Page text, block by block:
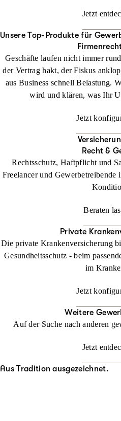
Jetzt
Unsere Top-Produkte für
Geschäfte laufen nicht immer
der Vertrag hakt, der Fiskus
aus Business schnell Belastung.
wird und klären, was Ihr
Jetzt
Recht &
Rechtsschutz, Haftpflicht und
Freelancer und
Beraten
Private
Die private Krankenversicherung
Gesundheitsschutz - beim
im
Jetzt
Weitere
Auf der Suche nach anderen
Jetzt
Aus Tradition ausgezeichnet.